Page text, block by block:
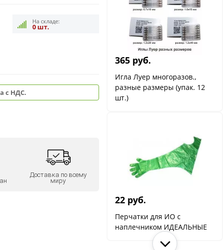
На складе:
0 шт.
с НДС.
Доставка по всему
миру
365 руб.
Игла Луер многоразов.,
разные размеры (упак. 12
шт.)
22 руб.
Перчатки для ИО с
наплечником ИДЕАЛЬНЫЕ